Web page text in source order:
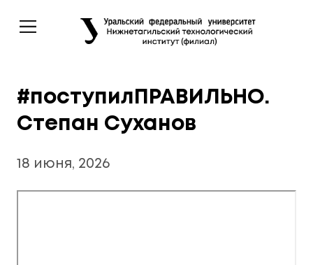
#поступилПРАВИЛЬНО.
Степан Суханов
18 июня, 2026